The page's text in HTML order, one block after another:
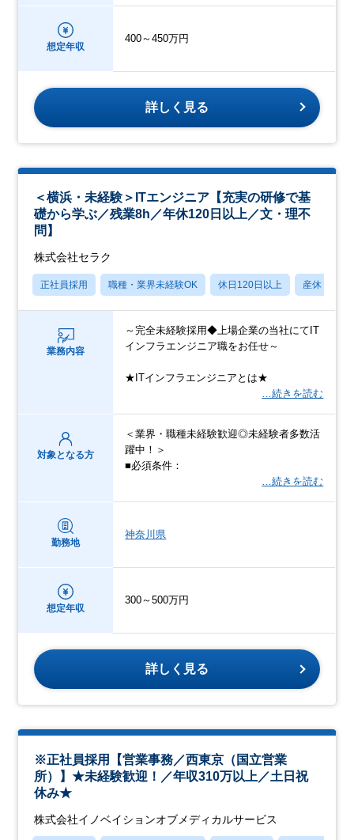
想定年収
400～450万円
詳しく見る
＜横浜・未経験＞ITエンジニア【充実の研修で基
礎から学ぶ／残業8h／年休120日以上／文・理不
問】
株式会社セラク
正社員採用 職種・業界未経験OK 休日120日以上 産休・育休
業務内容
～完全未経験採用◆上場企業の当社にてIT
インフラエンジニア職をお任せ～
★ITインフラエンジニアとは★
…続きを読む
対象となる方
＜業界・職種未経験歓迎◎未経験者多数活
躍中！＞
■必須条件：
…続きを読む
勤務地
神奈川県
想定年収
300～500万円
詳しく見る
※正社員採用【営業事務／西東京（国立営業
所）】★未経験歓迎！／年収310万以上／土日祝
休み★
株式会社イノベイションオブメディカルサービス